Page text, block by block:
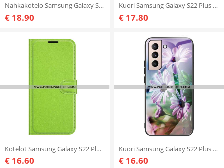
Nahkakotelo Samsung Galaxy S22 Plus 5G Klassinen Krokotiilin Ihoefekti
€ 18.90
Kuori Samsung Galaxy S22 Plus 5G Renkaan Kestävä
€ 17.80
Kotelot Samsung Galaxy S22 Plus 5G Klassinen Litsi-nahkaefekti
€ 16.60
Kuori Samsung Galaxy S22 Plus 5G Karkaistu Lasi Realistiset Kukat
€ 16.60